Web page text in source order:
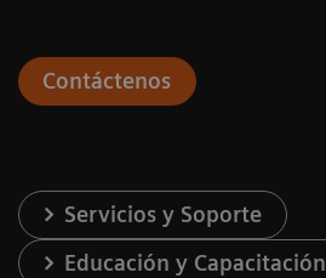
Contáctenos
Servicios y Soporte
Educación y Capacitación